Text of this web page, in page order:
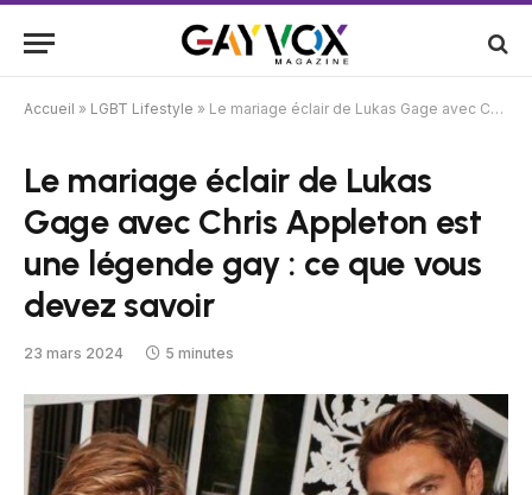
Accueil » LGBT Lifestyle » Le mariage éclair de Lukas Gage avec Chris Appleton est une légende gay : ce que vous devez savoir
Le mariage éclair de Lukas
Gage avec Chris Appleton est
une légende gay : ce que vous
devez savoir
23 mars 2024 5 minutes